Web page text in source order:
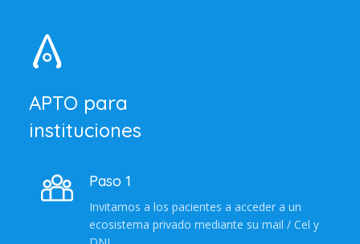
APTO para
instituciones
Paso 1
Invitamos a los pacientes a acceder a un
ecosistema privado mediante su mail / Cel y